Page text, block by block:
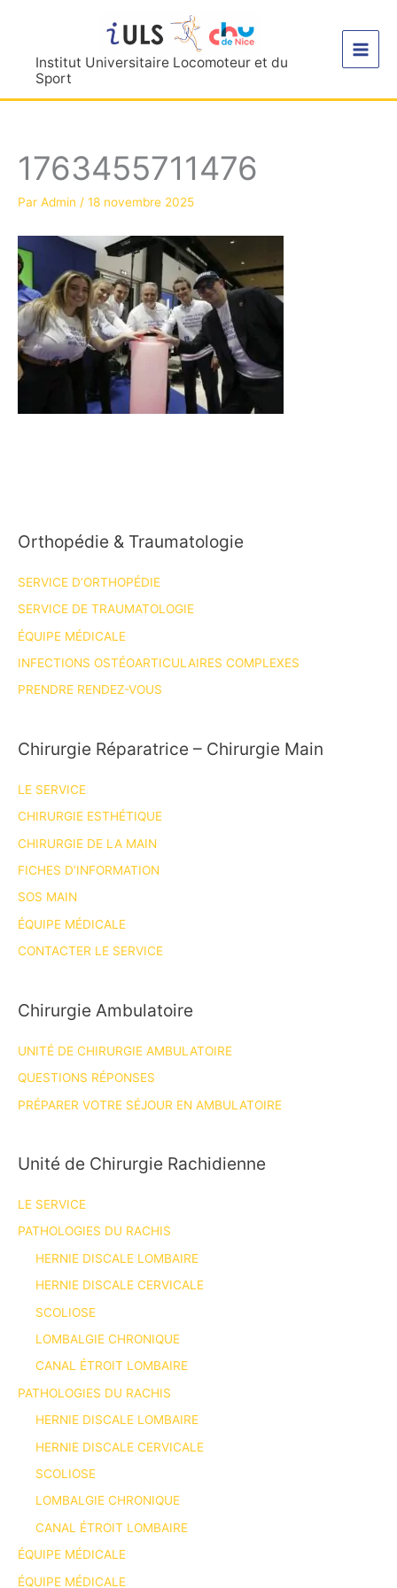
contenuInstitut Universitaire Locomoteur et du
Sport
1763455711476
Par Admin / 18 novembre 2025
Orthopédie & Traumatologie
SERVICE D’ORTHOPÉDIE
SERVICE DE TRAUMATOLOGIE
ÉQUIPE MÉDICALE
INFECTIONS OSTÉOARTICULAIRES COMPLEXES
PRENDRE RENDEZ-VOUS
Chirurgie Réparatrice – Chirurgie Main
LE SERVICE
CHIRURGIE ESTHÉTIQUE
CHIRURGIE DE LA MAIN
FICHES D’INFORMATION
SOS MAIN
ÉQUIPE MÉDICALE
CONTACTER LE SERVICE
Chirurgie Ambulatoire
UNITÉ DE CHIRURGIE AMBULATOIRE
QUESTIONS RÉPONSES
PRÉPARER VOTRE SÉJOUR EN AMBULATOIRE
Unité de Chirurgie Rachidienne
LE SERVICE
PATHOLOGIES DU RACHIS
HERNIE DISCALE LOMBAIRE
HERNIE DISCALE CERVICALE
SCOLIOSE
LOMBALGIE CHRONIQUE
CANAL ÉTROIT LOMBAIRE
PATHOLOGIES DU RACHIS
HERNIE DISCALE LOMBAIRE
HERNIE DISCALE CERVICALE
SCOLIOSE
LOMBALGIE CHRONIQUE
CANAL ÉTROIT LOMBAIRE
ÉQUIPE MÉDICALE
ÉQUIPE MÉDICALE